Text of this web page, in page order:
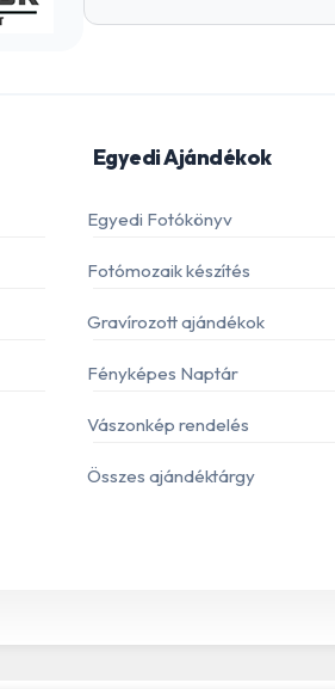
Egyedi Ajándékok
Egyedi Fotókönyv
Fotómozaik készítés
Gravírozott ajándékok
Fényképes Naptár
Vászonkép rendelés
Összes ajándéktárgy